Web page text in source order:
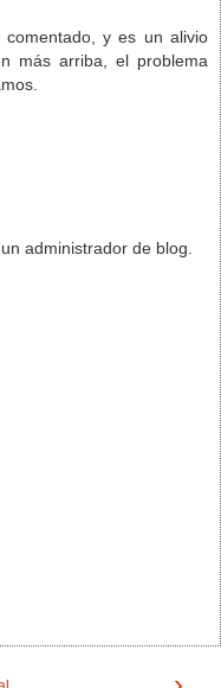
y es un alivio
más arriba, el problema
administrador de blog.